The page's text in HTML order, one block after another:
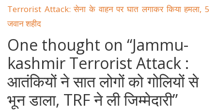
Terrorist Attack: सेना के वाहन पर घात लगाकर किया हमला, 5
जवान शहीद
One thought on “Jammu-
kashmir Terrorist Attack :
आतंकियों ने सात लोगों को गोलियों से
भून डाला, TRF ने ली जिम्मेदारी”